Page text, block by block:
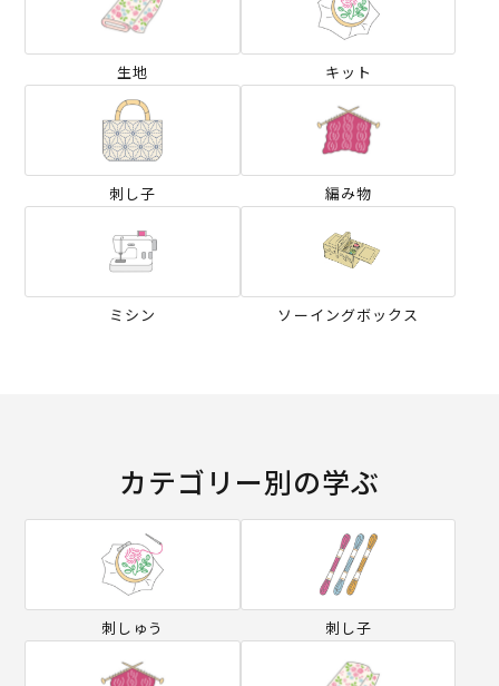
生地 キット
刺し子 編み物
ミシン ソーイングボックス
カテゴリー別の学ぶ
刺しゅう 刺し子